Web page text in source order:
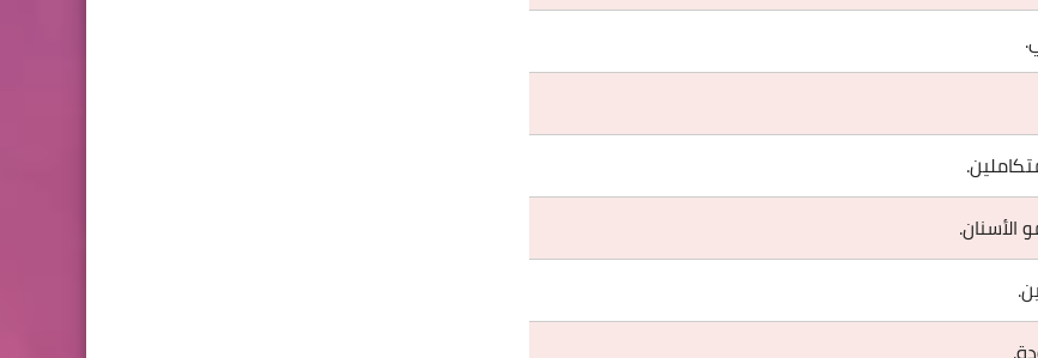
الأسنان.